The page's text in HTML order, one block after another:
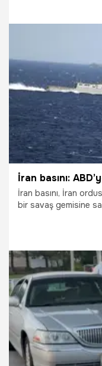
4.06.2026 Dünya
İran basını, İran
bir savaş gemisine
3.06.2026